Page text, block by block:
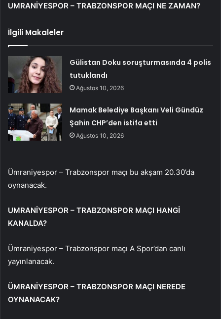
UMRANİYESPOR – TRABZONSPOR MAÇI NE ZAMAN?
İlgili Makaleler
Gülistan Doku soruşturmasında 4 polis
tutuklandı
Ağustos 10, 2026
Mamak Belediye Başkanı Veli Gündüz
Şahin CHP’den istifa etti
Ağustos 10, 2026
Ümraniyespor – Trabzonspor maçı bu akşam 20.30’da
oynanacak.
UMRANİYESPOR – TRABZONSPOR MAÇI HANGİ
KANALDA?
Ümraniyespor – Trabzonspor maçı A Spor’dan canlı
yayınlanacak.
ÜMRANİYESPOR – TRABZONSPOR MAÇI NEREDE
OYNANACAK?